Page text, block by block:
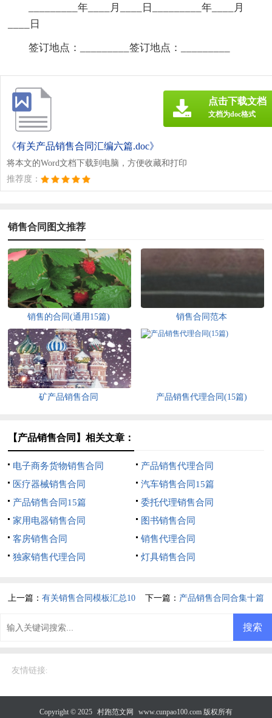
_________年____月____日_________年____月
____日
签订地点：_________签订地点：_________
《有关产品销售合同汇编六篇.doc》
将本文的Word文档下载到电脑，方便收藏和打印
推荐度：
点击下载文档
文档为doc格式
销售合同图文推荐
销售的合同(通用15篇) 销售合同范本
矿产品销售合同 产品销售代理合同(15篇)
【产品销售合同】相关文章：
电子商务货物销售合同
产品销售代理合同
医疗器械销售合同
汽车销售合同15篇
产品销售合同15篇
委托代理销售合同
家用电器销售合同
图书销售合同
客房销售合同
销售代理合同
独家销售代理合同
灯具销售合同
上一篇：有关销售合同模板汇总10 下一篇： 产品销售合同合集十篇
友情链接:
Copyright © 2025 村跑范文网 www.cunpao100.com 版权所有